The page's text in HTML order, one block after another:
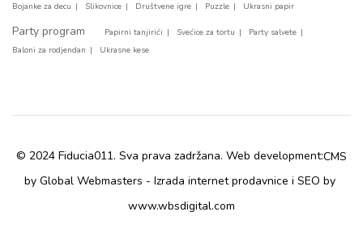
Bojanke za decu
Slikovnice Društvene igre Puzzle Ukrasni papir
Party program Papirni tanjirići Svećice za tortu
Party salvete
Baloni za rodjendan
Ukrasne kese
© 2024 Fiducia011. Sva prava zadržana. Web development:CMS
by Global Webmasters - Izrada internet prodavnice i SEO by
www.wbsdigital.com